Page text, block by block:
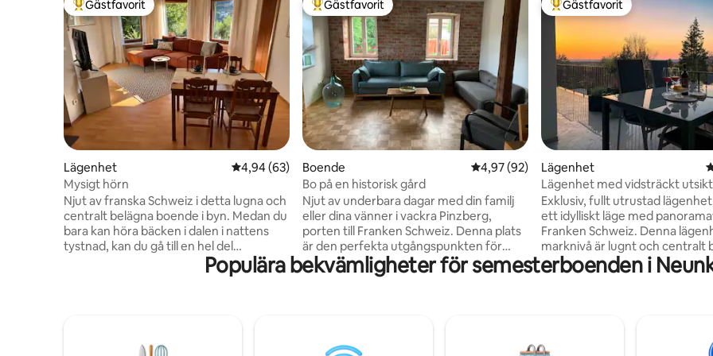
Populär gästfavorit
Gästfavorit
Lägenhet 4,94 av 5 i genomsnittligt betyg, 63 omdömen
4,94 (63)
Mysigt hörn
Njut av franska Schweiz i detta lugna och
centralt belägna boende i byn. Medan du
bara kan höra bäcken i dalen i nattens
tystnad, kan du gå till en hel del
gästfrihet: 2-3 restauranger, ett populärt
bagericafé, spaparken, en bensinstation
vandringsparadiset börjar direkt utanför
Populär gästfavorit
Gästfavorit
Boende 4,97 av 5 i genomsnittligt betyg, 92
4,97 (92)
Bo på en historisk gård
Njut av underbara dagar med din familj
eller dina vänner i vackra Pinzberg,
porten till Franken Schweiz. Denna plats
är den perfekta utgångspunkten för
naturälskare för mountainbiketurer,
vandringar, klättringsutflykter,
på bara några minuter möjliggör
Populär gästfavorit
Gästfavorit
Lägenhet
Lägenhet med vidsträckt utsikt
exklusiv, fullständig integritet
Exklusiv, fullt utrustad
ett idylliskt läge med
Franken Schweiz. Denna
marknivå är lugnt och centralt
och erbjuder dig fullständig
Ingen genomfartstrafik.
15 minuter från Franken
egen bil? På bara 7 minuters
Populära bekvämligheter för semesterboenden i